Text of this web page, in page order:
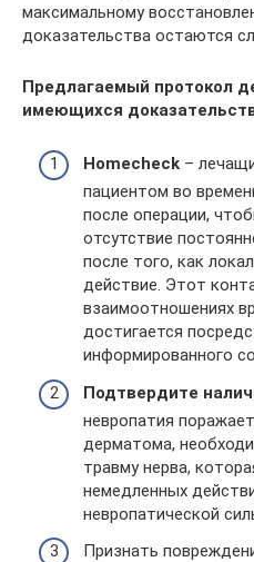
максимальному
доказательства остаются
Предлагаемый протокол
имеющихся
Homecheck –
пациентом во
после операции,
отсутствие
после того, как
действие. Этот
взаимоотношениях
достигается
информированного
Подтвердите
невропатия
дерматома,
травму нерва,
немедленных
невропатической
Признать